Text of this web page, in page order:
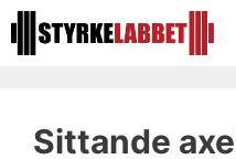
Hoppa
till
Sittande